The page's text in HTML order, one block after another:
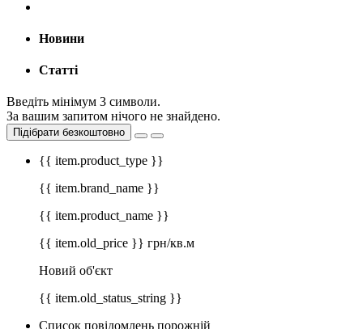
Новини
Статті
Введіть мінімум 3 символи.
За вашим запитом нічого не знайдено.
Підібрати безкоштовно
{{ item.product_type }}
{{ item.brand_name }}
{{ item.product_name }}
{{ item.old_price }} грн/кв.м
Новий об'єкт
{{ item.old_status_string }}
Список повідомлень порожній